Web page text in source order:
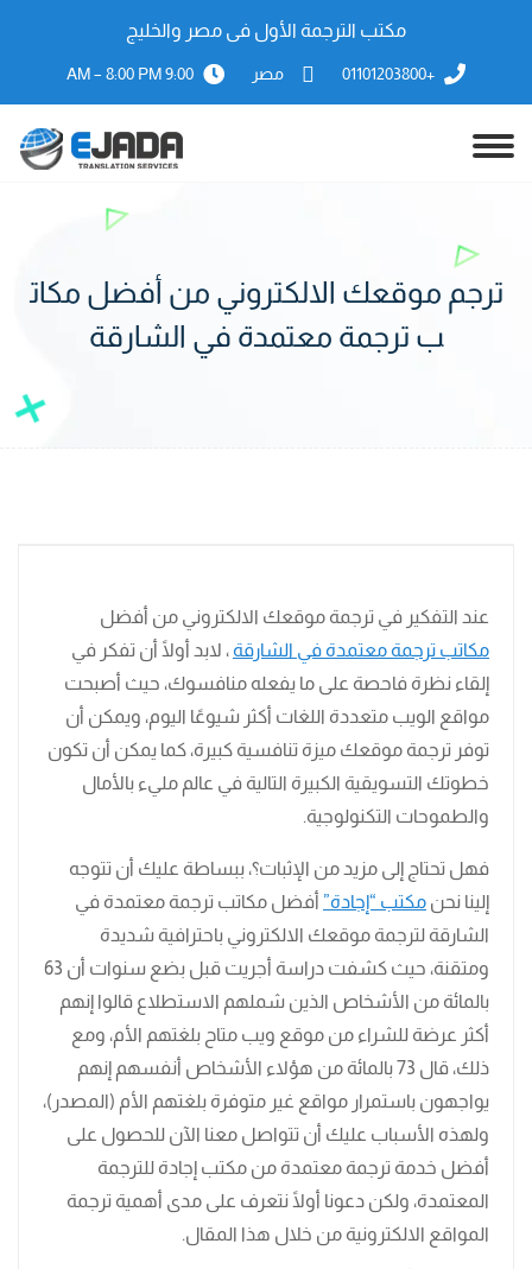
مكتب الترجمة الأول فى مصر والخليج
+01101203800 مصر 9:00 AM – 8:00 PM
ترجم موقعك الالكتروني من أفضل مكات
ب ترجمة معتمدة في الشارقة
عند التفكير في ترجمة موقعك الالكتروني من أفضل
مكاتب ترجمة معتمدة في الشارقة ، لابد أولًا أن تفكر في
إلقاء نظرة فاحصة على ما يفعله منافسوك، حيث أصبحت
مواقع الويب متعددة اللغات أكثر شيوعًا اليوم، ويمكن أن
توفر ترجمة موقعك ميزة تنافسية كبيرة، كما يمكن أن تكون
خطوتك التسويقية الكبيرة التالية في عالم مليء بالأمال
والطموحات التكنولوجية.
فهل تحتاج إلى مزيد من الإثبات؟، ببساطة عليك أن تتوجه
إلينا نحن مكتب “إجادة” أفضل مكاتب ترجمة معتمدة في
الشارقة لترجمة موقعك الالكتروني باحترافية شديدة
ومتقنة، حيث كشفت دراسة أجريت قبل بضع سنوات أن 63
بالمائة من الأشخاص الذين شملهم الاستطلاع قالوا إنهم
أكثر عرضة للشراء من موقع ويب متاح بلغتهم الأم، ومع
ذلك، قال 73 بالمائة من هؤلاء الأشخاص أنفسهم إنهم
يواجهون باستمرار مواقع غير متوفرة بلغتهم الأم (المصدر)،
ولهذه الأسباب عليك أن تتواصل معنا الآن للحصول على
أفضل خدمة ترجمة معتمدة من مكتب إجادة للترجمة
المعتمدة، ولكن دعونا أولًا نتعرف على مدى أهمية ترجمة
المواقع الالكترونية من خلال هذا المقال.